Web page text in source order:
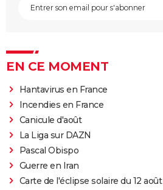
EN CE MOMENT
Hantavirus en France
Incendies en France
Canicule d'août
La Liga sur DAZN
Pascal Obispo
Guerre en Iran
Carte de l'éclipse solaire du 12 août